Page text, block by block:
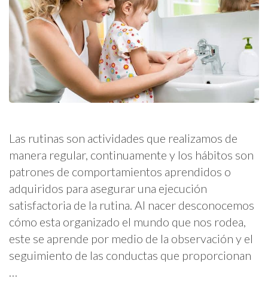
Las rutinas son actividades que realizamos de
manera regular, continuamente y los hábitos son
patrones de comportamientos aprendidos o
adquiridos para asegurar una ejecución
satisfactoria de la rutina. Al nacer desconocemos
cómo esta organizado el mundo que nos rodea,
este se aprende por medio de la observación y el
seguimiento de las conductas que proporcionan